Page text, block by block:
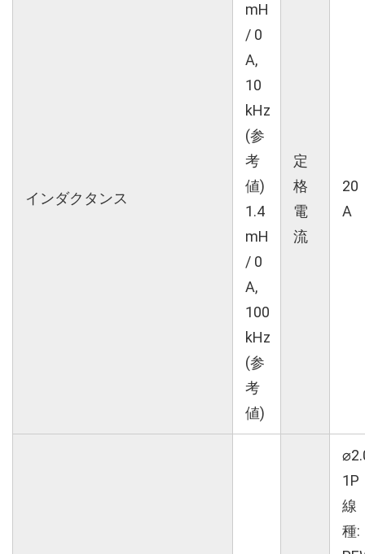
インダクタンス
mH
/ 0
A,
10
kHz
(参
考
値)
1.4
mH
/ 0
A,
100
kHz
(参
考
値)
定
格
電
流
20
A
1P
線
種: